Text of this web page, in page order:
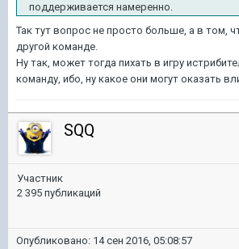
поддерживается намеренно.
Так тут вопрос не просто больше, а в том,
другой команде.
Ну так, может тогда пихать в игру
команду, ибо, ну какое они могут оказать
SQQ
Участник
2 395 публикаций
Опубликовано: 14 сен 2016, 05:08:57